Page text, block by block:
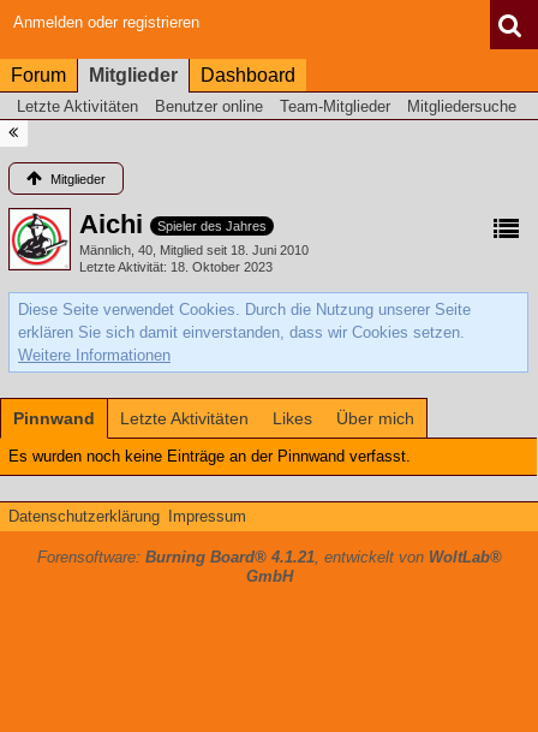
Anmelden oder registrieren
Forum Mitglieder Dashboard
Letzte Aktivitäten Benutzer online Team-Mitglieder Mitgliedersuche
Mitglieder
Aichi
Spieler des Jahres
Männlich 40 Mitglied seit 18. Juni 2010
Letzte Aktivität 18. Oktober 2023
Diese Seite verwendet Cookies. Durch die Nutzung unserer Seite
erklären Sie sich damit einverstanden, dass wir Cookies setzen.
Weitere Informationen
Pinnwand Letzte Aktivitäten Likes Über mich
Es wurden noch keine Einträge an der Pinnwand verfasst.
Datenschutzerklärung Impressum
Forensoftware: Burning Board® 4.1.21, entwickelt von WoltLab®
GmbH